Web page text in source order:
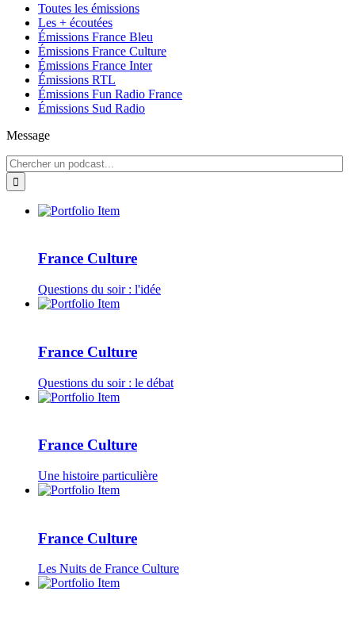
Toutes les émissions
Les + écoutées
Émissions France Bleu
Émissions France Culture
Émissions France Inter
Émissions RTL
Émissions Fun Radio France
Émissions Sud Radio
Message
France Culture
Questions du soir : l'idée
France Culture
Questions du soir : le débat
France Culture
Une histoire particulière
France Culture
Les Nuits de France Culture